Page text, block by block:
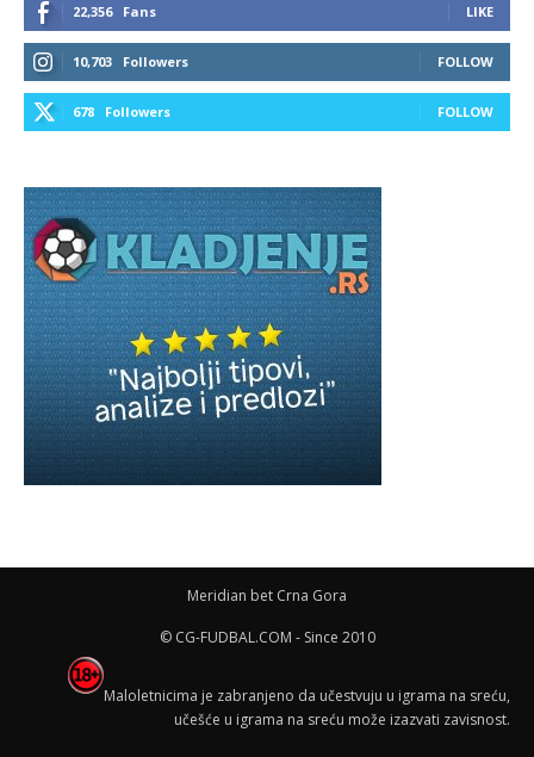
22,356 Fans LIKE
10,703 Followers FOLLOW
678 Followers FOLLOW
Meridian bet Crna Gora
© CG-FUDBAL.COM - Since 2010
Maloletnicima je zabranjeno da učestvuju u igrama na sreću,
učešće u igrama na sreću može izazvati zavisnost.